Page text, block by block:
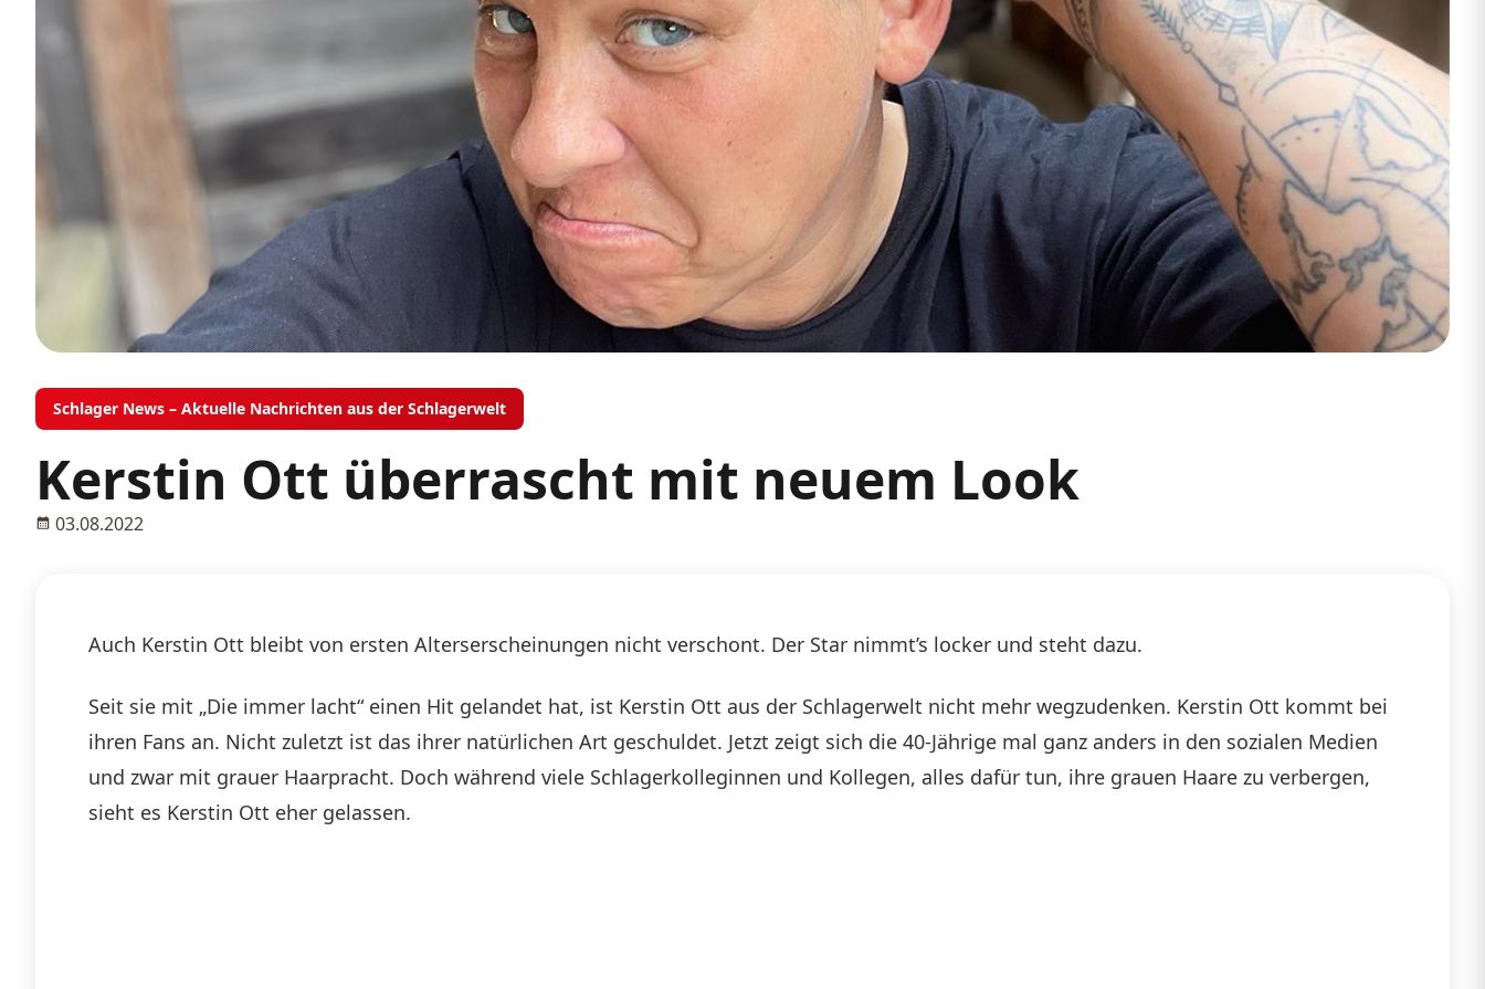
Schlager News – Aktuelle Nachrichten aus der Schlagerwelt
Kerstin Ott überrascht mit neuem Look
03.08.2022
Auch Kerstin Ott bleibt von ersten Alterserscheinungen nicht verschont. Der Star nimmt’s locker und steht dazu.
Seit sie mit „Die immer lacht“ einen Hit gelandet hat, ist Kerstin Ott aus der Schlagerwelt nicht mehr wegzudenken. Kerstin Ott kommt bei
ihren Fans an. Nicht zuletzt ist das ihrer natürlichen Art geschuldet. Jetzt zeigt sich die 40-Jährige mal ganz anders in den sozialen Medien
und zwar mit grauer Haarpracht. Doch während viele Schlagerkolleginnen und Kollegen, alles dafür tun, ihre grauen Haare zu verbergen,
sieht es Kerstin Ott eher gelassen.